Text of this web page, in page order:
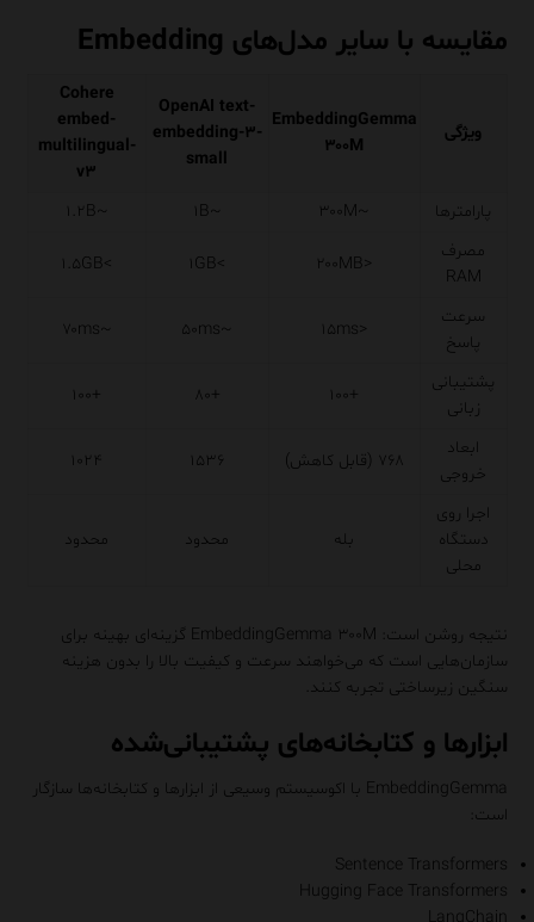
مقایسه با سایر مدل‌های Embedding
ویژگی
EmbeddingGemma
۳۰۰M
OpenAI text-
embedding-۳-
small
Cohere
embed-
multilingual-
v۳
پارامترها
~۳۰۰M ~۱B
~۱.۲B
مصرف
RAM
<۲۰۰MB >۱GB >۱.۵GB
سرعت
پاسخ
<۱۵ms ~۵۰ms ~۷۰ms
پشتیبانی
زبانی
+۱۰۰ +۸۰ +۱۰۰
ابعاد
خروجی
۷۶۸ (قابل کاهش) ۱۵۳۶ ۱۰۲۴
اجرا روی
دستگاه
محلی
بله محدود محدود
نتیجه روشن است: EmbeddingGemma ۳۰۰M گزینه‌ای بهینه برای
سازمان‌هایی است که می‌خواهند سرعت و کیفیت بالا را بدون هزینه
سنگین زیرساختی تجربه کنند.
ابزارها و کتابخانه‌های پشتیبانی‌شده
EmbeddingGemma با اکوسیستم وسیعی از ابزارها و کتابخانه‌ها سازگار
است:
Sentence Transformers
Hugging Face Transformers